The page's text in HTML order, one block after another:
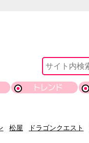
トレンド
松屋 ドラゴンクエスト